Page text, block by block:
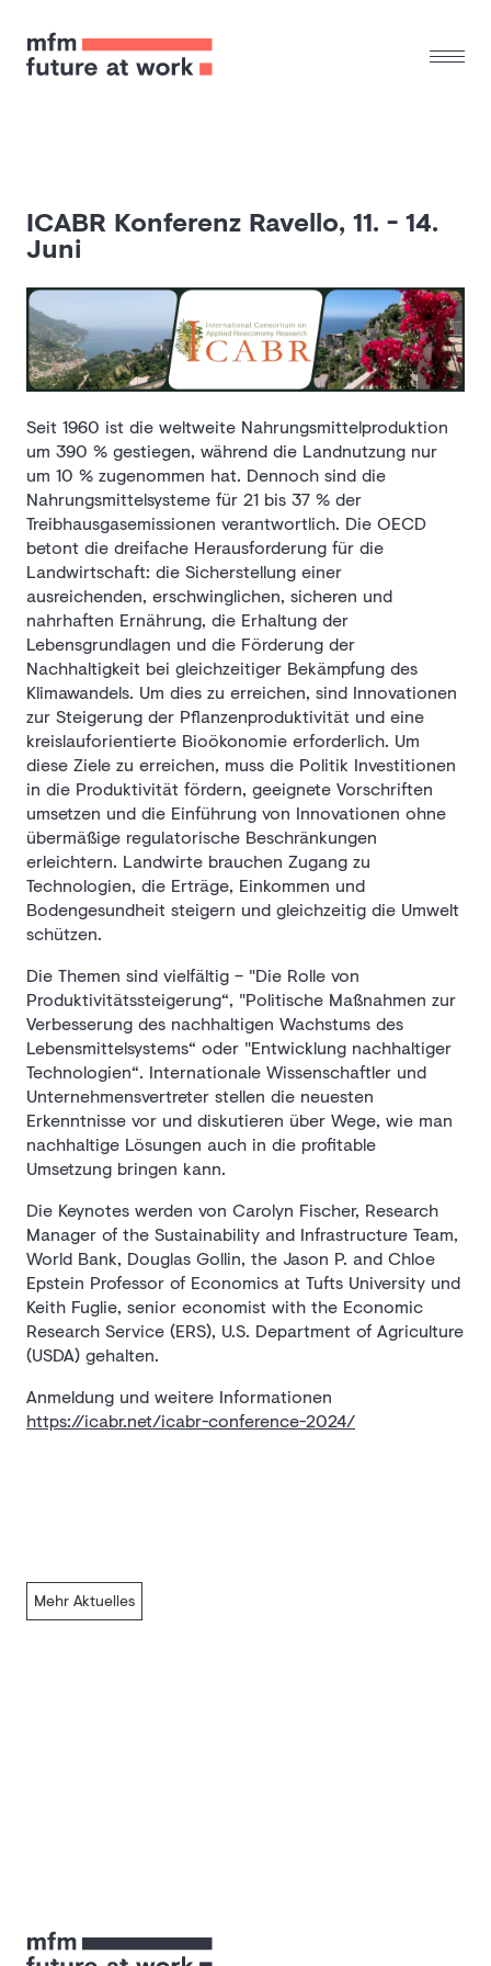
ICABR Konferenz Ravello, 11. - 14.
Juni
Seit 1960 ist die weltweite Nahrungsmittelproduktion
um 390 % gestiegen, während die Landnutzung nur
um 10 % zugenommen hat. Dennoch sind die
Nahrungsmittelsysteme für 21 bis 37 % der
Treibhausgasemissionen verantwortlich. Die OECD
betont die dreifache Herausforderung für die
Landwirtschaft: die Sicherstellung einer
ausreichenden, erschwinglichen, sicheren und
nahrhaften Ernährung, die Erhaltung der
Lebensgrundlagen und die Förderung der
Nachhaltigkeit bei gleichzeitiger Bekämpfung des
Klimawandels. Um dies zu erreichen, sind Innovationen
zur Steigerung der Pflanzenproduktivität und eine
kreislauforientierte Bioökonomie erforderlich. Um
diese Ziele zu erreichen, muss die Politik Investitionen
in die Produktivität fördern, geeignete Vorschriften
umsetzen und die Einführung von Innovationen ohne
übermäßige regulatorische Beschränkungen
erleichtern. Landwirte brauchen Zugang zu
Technologien, die Erträge, Einkommen und
Bodengesundheit steigern und gleichzeitig die Umwelt
schützen.
Die Themen sind vielfältig – "Die Rolle von
Produktivitätssteigerung“, "Politische Maßnahmen zur
Verbesserung des nachhaltigen Wachstums des
Lebensmittelsystems“ oder "Entwicklung nachhaltiger
Technologien“. Internationale Wissenschaftler und
Unternehmensvertreter stellen die neuesten
Erkenntnisse vor und diskutieren über Wege, wie man
nachhaltige Lösungen auch in die profitable
Umsetzung bringen kann.
Die Keynotes werden von Carolyn Fischer, Research
Manager of the Sustainability and Infrastructure Team,
World Bank, Douglas Gollin, the Jason P. and Chloe
Epstein Professor of Economics at Tufts University und
Keith Fuglie, senior economist with the Economic
Research Service (ERS), U.S. Department of Agriculture
(USDA) gehalten.
Anmeldung und weitere Informationen
https://icabr.net/icabr-conference-2024/
Mehr Aktuelles